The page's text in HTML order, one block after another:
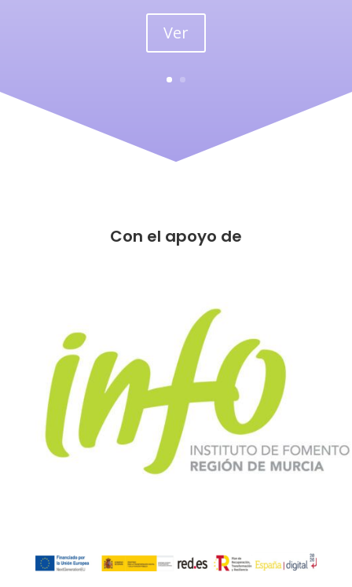
Ver
Con el apoyo de